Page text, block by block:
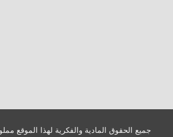
جميع الحقوق المادية والفكرية لهذا الموقع